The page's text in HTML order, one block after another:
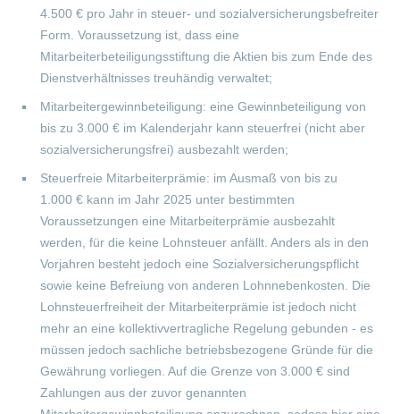
4.500 € pro Jahr in steuer- und sozialversicherungsbefreiter
Form. Voraussetzung ist, dass eine
Mitarbeiterbeteiligungsstiftung die Aktien bis zum Ende des
Dienstverhältnisses treuhändig verwaltet;
Mitarbeitergewinnbeteiligung: eine Gewinnbeteiligung von
bis zu 3.000 € im Kalenderjahr kann steuerfrei (nicht aber
sozialversicherungsfrei) ausbezahlt werden;
Steuerfreie Mitarbeiterprämie: im Ausmaß von bis zu
1.000 € kann im Jahr 2025 unter bestimmten
Voraussetzungen eine Mitarbeiterprämie ausbezahlt
werden, für die keine Lohnsteuer anfällt. Anders als in den
Vorjahren besteht jedoch eine Sozialversicherungspflicht
sowie keine Befreiung von anderen Lohnnebenkosten. Die
Lohnsteuerfreiheit der Mitarbeiterprämie ist jedoch nicht
mehr an eine kollektivvertragliche Regelung gebunden - es
müssen jedoch sachliche betriebsbezogene Gründe für die
Gewährung vorliegen. Auf die Grenze von 3.000 € sind
Zahlungen aus der zuvor genannten